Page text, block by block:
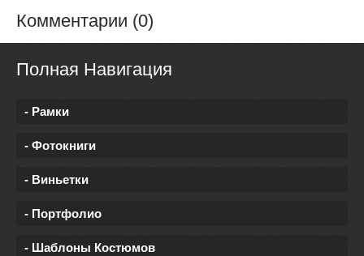
Комментарии (0)
Полная Навигация
- Рамки
- Фотокниги
- Виньетки
- Портфолио
- Шаблоны Костюмов